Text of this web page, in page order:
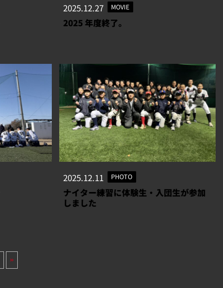
2025.12.27 MOVIE
2025 年度終了。
2025.12.11 PHOTO
ナイター練習に体験生・入団生が参加
しました
»